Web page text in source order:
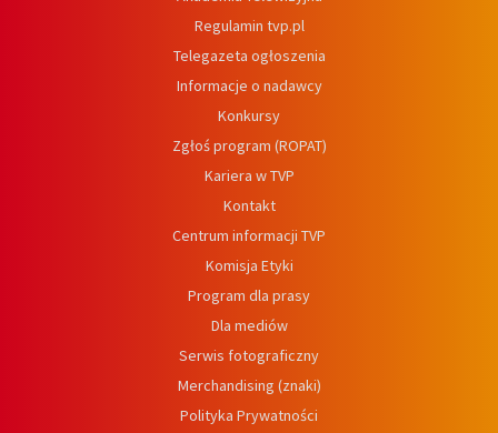
Regulamin tvp.pl
Telegazeta ogłoszenia
Informacje o nadawcy
Konkursy
Zgłoś program (ROPAT)
Kariera w TVP
Kontakt
Centrum informacji TVP
Komisja Etyki
Program dla prasy
Dla mediów
Serwis fotograficzny
Merchandising (znaki)
Polityka Prywatności